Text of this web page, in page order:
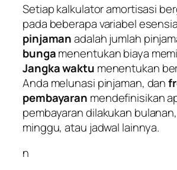
Setiap kalkulator amortisasi
pada beberapa variabel
pinjamanadalah jumlah
bungamenentukan biaya
Jangka waktu menentukan
Anda melunasi pinjaman, dan
pembayaran mendefinisikan
pembayaran dilakukan
minggu, atau jadwal lainnya.
n